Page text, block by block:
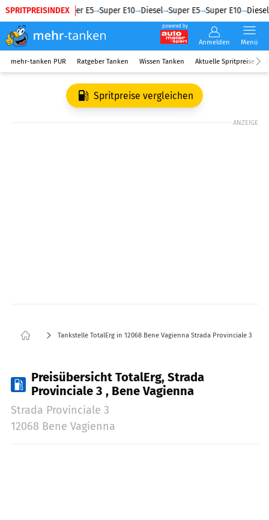
SPRITPREISINDEX
Diesel Super E5 Super E10 Diesel Super E5 Super E10 Diesel
powered by
Anmelden Menü
mehr-tanken PUR Ratgeber Tanken Wissen Tanken Aktuelle Spritpreise
Spritpreise vergleichen
ANZEIGE
Tankstelle TotalErg in 12068 Bene Vagienna Strada Provinciale 3
Preisübersicht TotalErg, Strada
Provinciale 3 , Bene Vagienna
Strada Provinciale 3
12068 Bene Vagienna